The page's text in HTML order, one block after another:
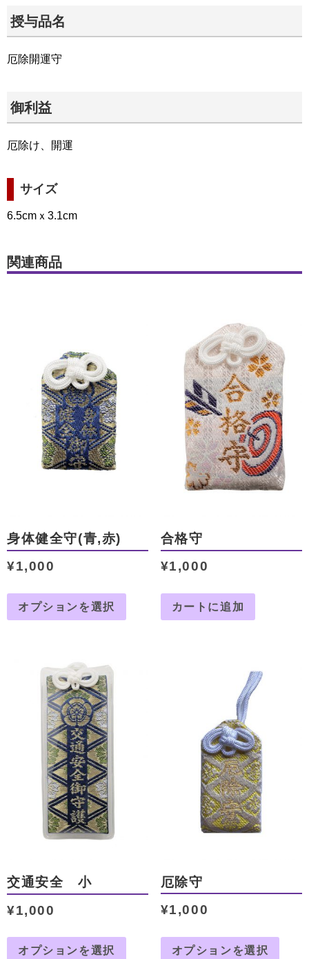
授与品名
厄除開運守
御利益
厄除け、開運
サイズ
6.5cmｘ3.1cm
関連商品
身体健全守(青,赤)
¥1,000
オプションを選択
合格守
¥1,000
カートに追加
交通安全 小
¥1,000
オプションを選択
厄除守
¥1,000
オプションを選択